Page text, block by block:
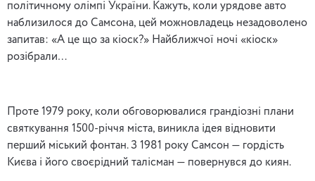
політичному олімпі України. Кажуть, коли урядове авто
наблизилося до Самсона, цей можновладець незадоволено
запитав: «А це що за кіоск?» Найближчої ночі «кіоск»
розібрали…
Проте 1979 року, коли обговорювалися грандіозні плани
святкування 1500-річчя міста, виникла ідея відновити
перший міський фонтан. З 1981 року Самсон — гордість
Києва і його своєрідний талісман — повернувся до киян.